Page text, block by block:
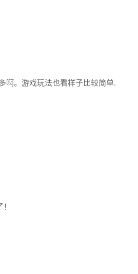
啊。游戏玩法也看样子比较简单.